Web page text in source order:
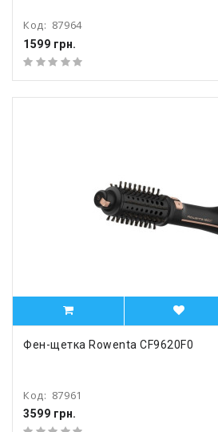
Код: 87964
1599 грн.
Фен-щетка Rowenta CF9620F0
Код: 87961
3599 грн.